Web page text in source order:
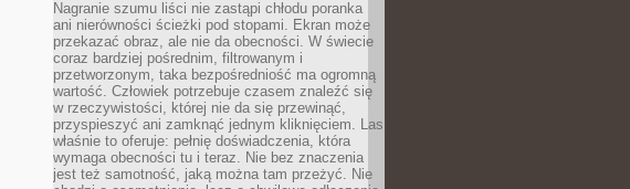
Nagranie szumu liści nie zastąpi chłodu poranka
ani nierówności ścieżki pod stopami. Ekran może
przekazać obraz, ale nie da obecności. W świecie
coraz bardziej pośrednim, filtrowanym i
przetworzonym, taka bezpośredniość ma ogromną
wartość. Człowiek potrzebuje czasem znaleźć się
w rzeczywistości, której nie da się przewinąć,
przyspieszyć ani zamknąć jednym kliknięciem. Las
właśnie to oferuje: pełnię doświadczenia, która
wymaga obecności tu i teraz. Nie bez znaczenia
jest też samotność, jaką można tam przeżyć. Nie